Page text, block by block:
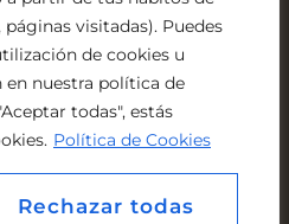
visitadas). Puedes
de cookies u
nuestra política de
todas", estás
Política de Cookies
Rechazar todas
– NextGeneration EU